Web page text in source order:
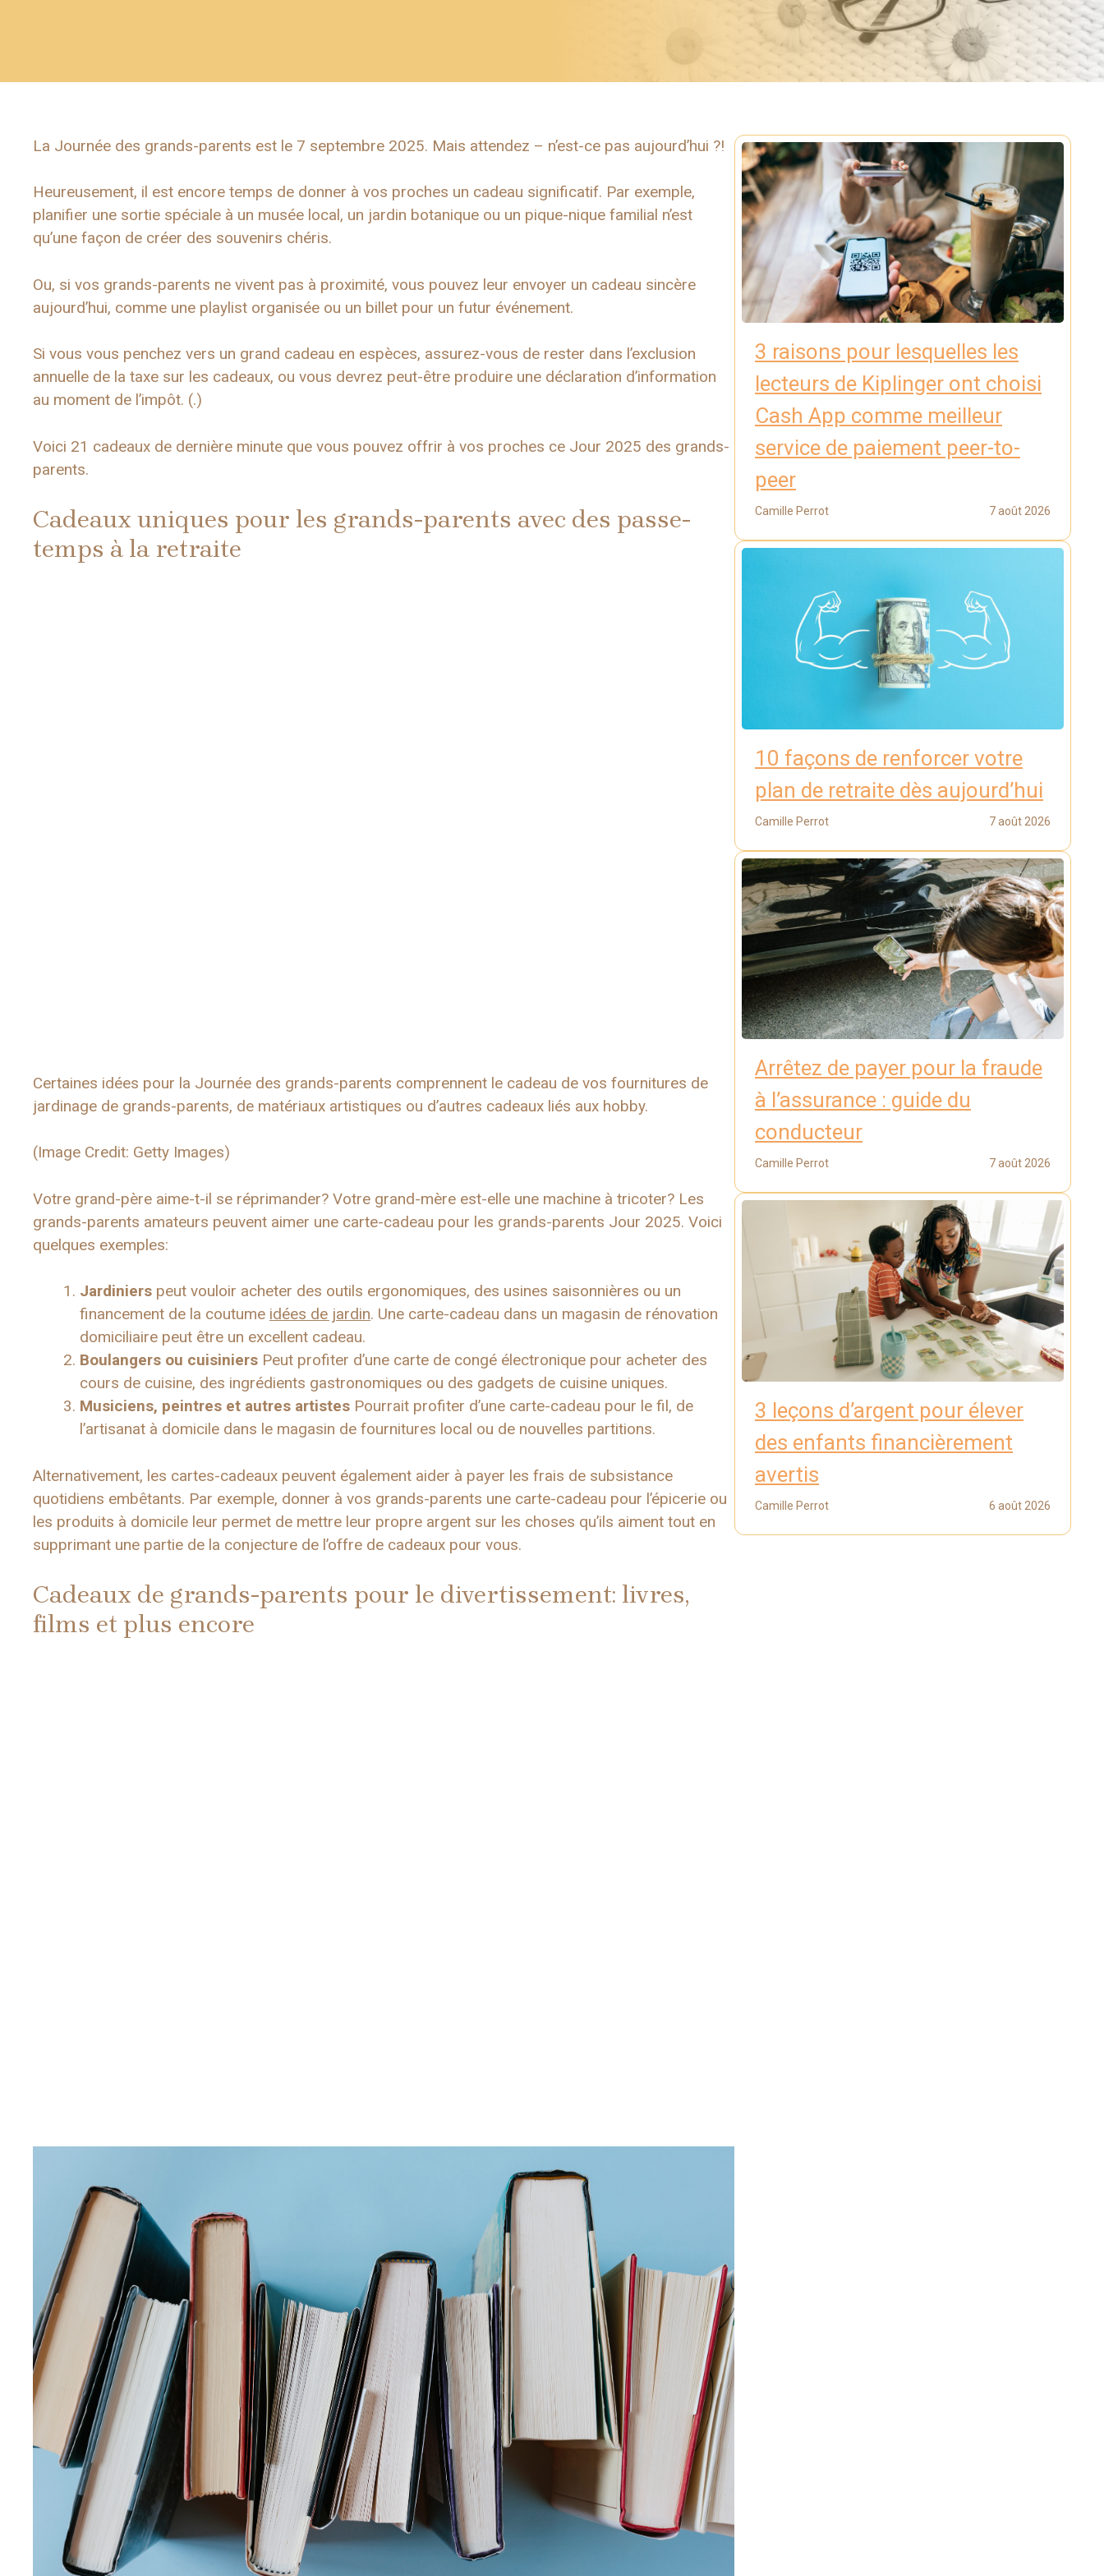
La Journée des grands-parents est le 7 septembre 2025. Mais attendez – n’est-ce pas aujourd’hui ?!
Heureusement, il est encore temps de donner à vos proches un cadeau significatif. Par exemple,
planifier une sortie spéciale à un musée local, un jardin botanique ou un pique-nique familial n’est
qu’une façon de créer des souvenirs chéris.
Ou, si vos grands-parents ne vivent pas à proximité, vous pouvez leur envoyer un cadeau sincère
aujourd’hui, comme une playlist organisée ou un billet pour un futur événement.
Si vous vous penchez vers un grand cadeau en espèces, assurez-vous de rester dans l’exclusion
annuelle de la taxe sur les cadeaux, ou vous devrez peut-être produire une déclaration d’information
au moment de l’impôt. (.)
Voici 21 cadeaux de dernière minute que vous pouvez offrir à vos proches ce Jour 2025 des grands-
parents.
Cadeaux uniques pour les grands-parents avec des passe-
temps à la retraite
Certaines idées pour la Journée des grands-parents comprennent le cadeau de vos fournitures de
jardinage de grands-parents, de matériaux artistiques ou d’autres cadeaux liés aux hobby.
(Image Credit: Getty Images)
Votre grand-père aime-t-il se réprimander? Votre grand-mère est-elle une machine à tricoter? Les
grands-parents amateurs peuvent aimer une carte-cadeau pour les grands-parents Jour 2025. Voici
quelques exemples:
Jardiniers peut vouloir acheter des outils ergonomiques, des usines saisonnières ou un
financement de la coutume idées de jardin. Une carte-cadeau dans un magasin de rénovation
domiciliaire peut être un excellent cadeau.
Boulangers ou cuisiniers Peut profiter d’une carte de congé électronique pour acheter des
cours de cuisine, des ingrédients gastronomiques ou des gadgets de cuisine uniques.
Musiciens, peintres et autres artistes Pourrait profiter d’une carte-cadeau pour le fil, de
l’artisanat à domicile dans le magasin de fournitures local ou de nouvelles partitions.
Alternativement, les cartes-cadeaux peuvent également aider à payer les frais de subsistance
quotidiens embêtants. Par exemple, donner à vos grands-parents une carte-cadeau pour l’épicerie ou
les produits à domicile leur permet de mettre leur propre argent sur les choses qu’ils aiment tout en
supprimant une partie de la conjecture de l’offre de cadeaux pour vous.
Cadeaux de grands-parents pour le divertissement: livres,
films et plus encore
3 raisons pour lesquelles les
lecteurs de Kiplinger ont choisi
Cash App comme meilleur
service de paiement peer-to-
peer
Camille Perrot 7 août 2026
10 façons de renforcer votre
plan de retraite dès aujourd’hui
Camille Perrot 7 août 2026
Arrêtez de payer pour la fraude
à l’assurance : guide du
conducteur
Camille Perrot 7 août 2026
3 leçons d’argent pour élever
des enfants financièrement
avertis
Camille Perrot 6 août 2026